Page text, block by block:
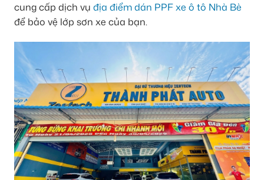
cung cấp dịch vụ địa điểm dán PPF xe ô tô Nhà Bè
để bảo vệ lớp sơn xe của bạn.